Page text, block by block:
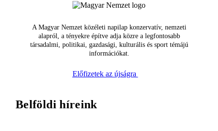
A Magyar Nemzet közéleti napilap konzervatív, nemzeti
alapról, a tényekre építve adja közre a legfontosabb
társadalmi, politikai, gazdasági, kulturális és sport témájú
információkat.
Előfizetek az újságra
Belföldi híreink